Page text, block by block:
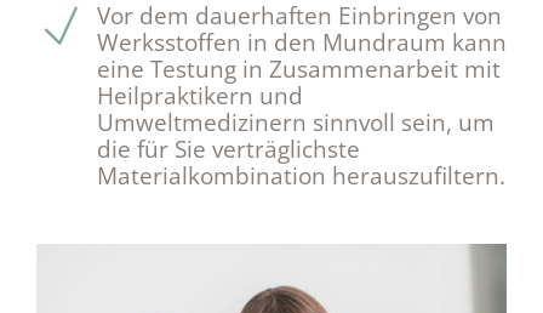
Vor dem dauerhaften Einbringen von
Werksstoffen in den Mundraum kann
eine Testung in Zusammenarbeit mit
Heilpraktikern und
Umweltmedizinern sinnvoll sein, um
die für Sie verträglichste
Materialkombination herauszufiltern.